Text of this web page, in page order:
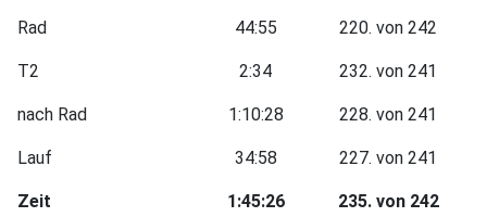
Rad 44:55 220. von 242
T2 2:34 232. von 241
nach Rad 1:10:28 228. von 241
Lauf 34:58 227. von 241
Zeit 1:45:26 235. von 242